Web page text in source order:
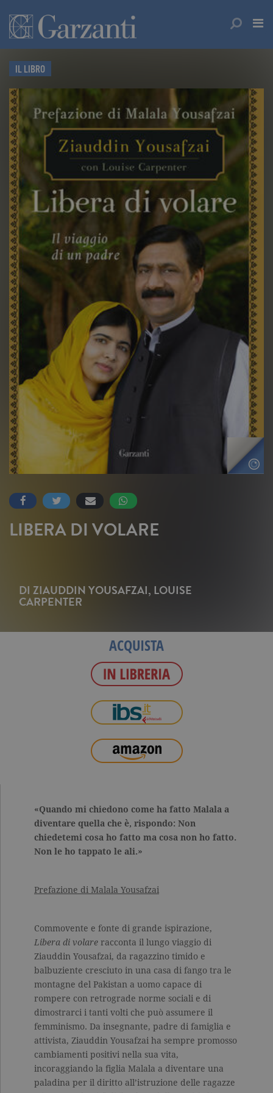
IL LIBRO
LIBERA DI VOLARE
DI ZIAUDDIN YOUSAFZAI, LOUISE
CARPENTER
ACQUISTA
«Quando mi chiedono come ha fatto Malala a
diventare quella che è, rispondo: Non
chiedetemi cosa ho fatto ma cosa non ho fatto.
Non le ho tappato le ali.»
Prefazione di Malala Yousafzai
Commovente e fonte di grande ispirazione,
Libera di volare racconta il lungo viaggio di
Ziauddin Yousafzai, da ragazzino timido e
balbuziente cresciuto in una casa di fango tra le
montagne del Pakistan a uomo capace di
rompere con retrograde norme sociali e di
dimostrarci i tanti volti che può assumere il
femminismo. Da insegnante, padre di famiglia e
attivista, Ziauddin Yousafzai ha sempre promosso
cambiamenti positivi nella sua vita,
incoraggiando la figlia Malala a diventare una
paladina per il diritto all’istruzione delle ragazze